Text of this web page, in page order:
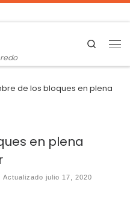
Search
de los bloques en plena
en plena
Actualizadojulio 17, 2020